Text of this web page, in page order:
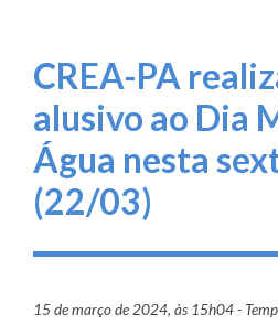
CREA-PA
alusivo ao Dia
Água nesta
(22/03)
15 de março de 2024, às 15h04 -